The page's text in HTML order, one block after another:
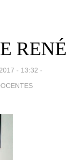
RENÉ
- 13:32 -